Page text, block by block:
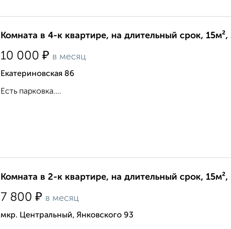
Комната в 4-к квартире, на длительный срок,
10 000 ₽ в месяц
Екатериновская 86
Есть парковка....
Комната в 2-к квартире, на длительный срок,
7 800 ₽ в месяц
мкр. Центральный, Янковского 93